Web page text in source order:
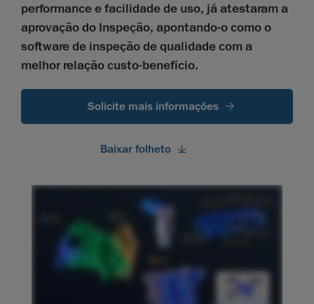
performance e facilidade de uso, já atestaram a
aprovação do Inspeção, apontando-o como o
software de inspeção de qualidade com a
melhor relação custo-benefício.
Solicite mais informações
Baixar folheto